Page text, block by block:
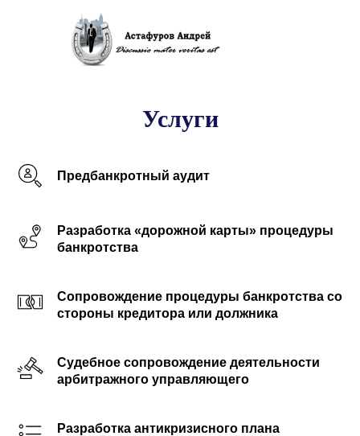
Услуги
Предбанкротный аудит
Разработка «дорожной карты» процедуры
банкротства
Сопровождение процедуры банкротства со
стороны кредитора или должника
Судебное сопровождение деятельности
арбитражного управляющего
Разработка антикризисного плана